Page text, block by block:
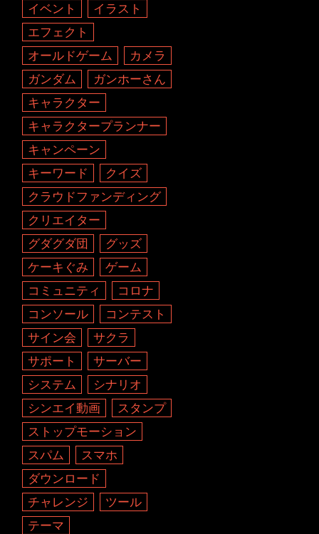
イベント
イラスト
エフェクト
オールドゲーム
カメラ
ガンダム
ガンホーさん
キャラクター
キャラクタープランナー
キャンペーン
キーワード
クイズ
クラウドファンディング
クリエイター
グダグダ団
グッズ
ケーキぐみ
ゲーム
コミュニティ
コロナ
コンソール
コンテスト
サイン会
サクラ
サポート
サーバー
システム
シナリオ
シンエイ動画
スタンプ
ストップモーション
スパム
スマホ
ダウンロード
チャレンジ
ツール
テーマ